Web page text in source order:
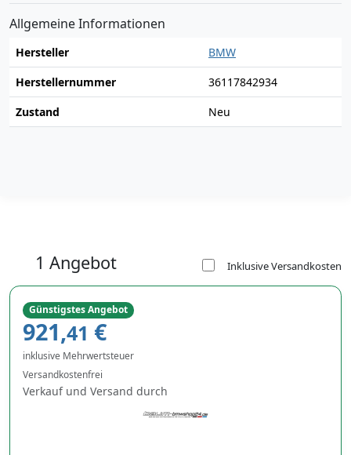
Allgemeine Informationen
Hersteller
BMW
Herstellernummer
36117842934
Zustand
Neu
1 Angebot Inklusive Versandkosten
Günstigstes Angebot
921,41 €
inklusive Mehrwertsteuer
Versandkostenfrei
Verkauf und Versand durch